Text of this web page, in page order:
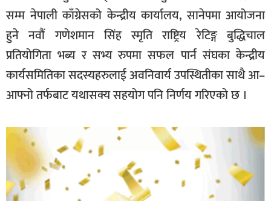
सम्म नेपाली काँग्रेसको केन्द्रीय कार्यालय, सानेपमा आयोजना
हुने नवौं गणेशमान सिंह स्मृति राष्ट्रिय रेटिङ्ग बुद्धिचाल
प्रतियोगिता भब्य र सभ्य रुपमा सफल पार्न संघका केन्द्रीय
कार्यसमितिका सदस्यहरुलाई अवनिवार्य उपस्थितीका साथै आ–
आफ्नो तर्फबाट यथासक्य सहयोग पनि निर्णय गरिएको छ ।